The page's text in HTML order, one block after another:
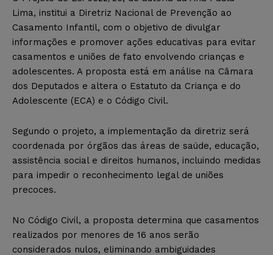
Lima, institui a Diretriz Nacional de Prevenção ao
Casamento Infantil, com o objetivo de divulgar
informações e promover ações educativas para evitar
casamentos e uniões de fato envolvendo crianças e
adolescentes. A proposta está em análise na Câmara
dos Deputados e altera o Estatuto da Criança e do
Adolescente (ECA) e o Código Civil.
Segundo o projeto, a implementação da diretriz será
coordenada por órgãos das áreas de saúde, educação,
assistência social e direitos humanos, incluindo medidas
para impedir o reconhecimento legal de uniões
precoces.
No Código Civil, a proposta determina que casamentos
realizados por menores de 16 anos serão
considerados nulos, eliminando ambiguidades